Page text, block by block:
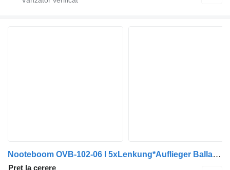
Nooteboom OVB-102-06 I 5xLenkung*Auflieger Ballast*HU2027
Preț la cerere